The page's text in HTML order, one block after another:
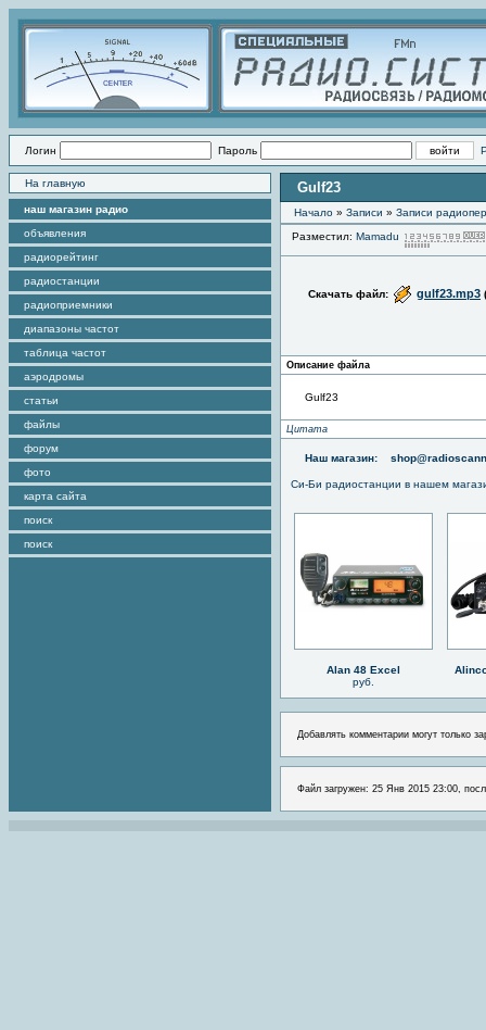
Логин Пароль
На главную
наш магазин радио
объявления
радиорейтинг
радиостанции
радиоприемники
диапазоны частот
таблица частот
аэродромы
статьи
файлы
форум
фото
карта сайта
поиск
поиск
Gulf23
Начало » Записи » Записи
Разместил: Mamadu
Скачать файл: gulf23.mp3
Описание файла
Gulf23
Цитата
Наш магазин:
Си-Би радиостанции в нашем
Alan 48 Excel
руб.
Добавлять комментарии могут только
Файл загружен: 25 Янв 2015 23:00,